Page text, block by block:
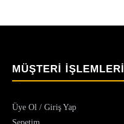
MÜŞTERİ İŞLEMLERİ
Üye Ol / Giriş Yap